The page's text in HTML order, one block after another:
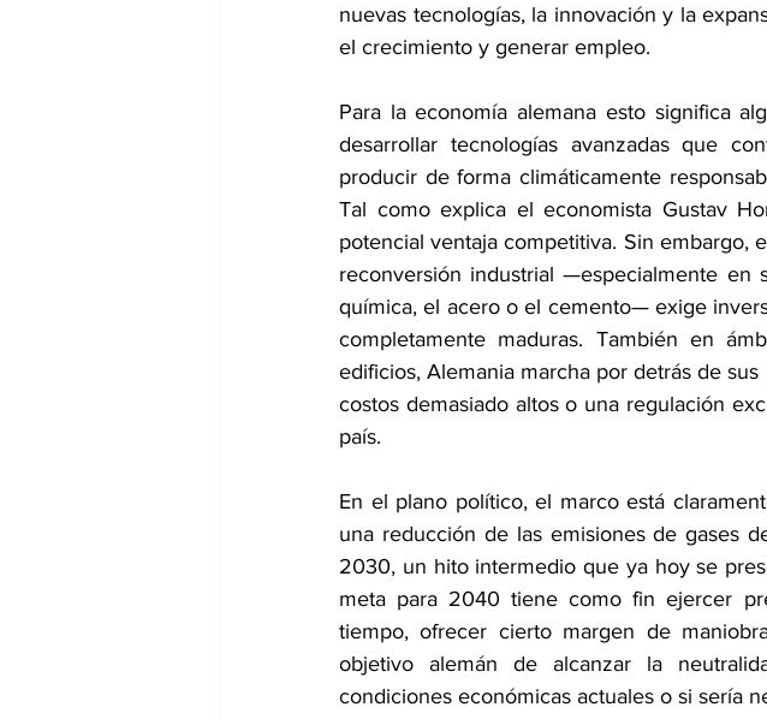
nuevas tecnologías, la innovación y la
el crecimiento y generar empleo.
Para la economía alemana esto significa
desarrollar tecnologías avanzadas que
producir de forma climáticamente
Tal como explica el economista Gustav
potencial ventaja competitiva. Sin embargo,
reconversión industrial —especialmente en
química, el acero o el cemento— exige
completamente maduras. También en
edificios, Alemania marcha por detrás de
costos demasiado altos o una regulación
país.
En el plano político, el marco está
una reducción de las emisiones de gases
2030, un hito intermedio que ya hoy se
meta para 2040 tiene como fin ejercer
tiempo, ofrecer cierto margen de
objetivo alemán de alcanzar la
condiciones económicas actuales o si sería